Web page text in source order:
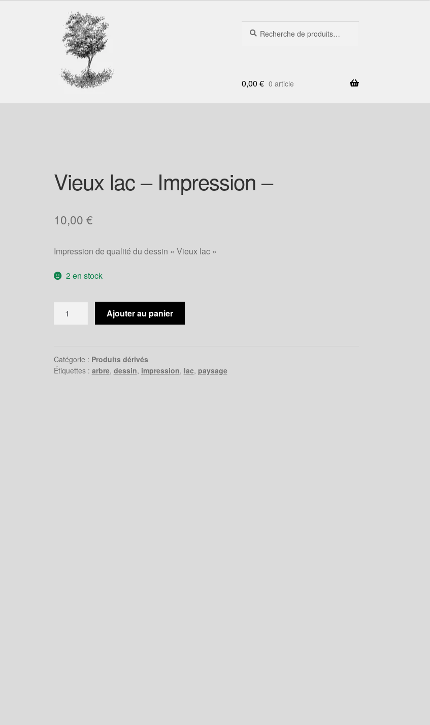
pour :
0,00 € 0 article
Vieux lac – Impression –
10,00 €
Impression de qualité du dessin « Vieux lac »
2 en stock
-
Impression
Ajouter au panier
Catégorie : Produits dérivés
Étiquettes : arbre, dessin, impression, lac, paysage